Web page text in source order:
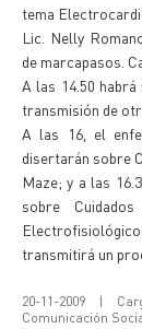
tema
Lic. Nelly
de marcapasos.
A las 14.50
transmisión de
A las 16, el
disertarán sobre
Maze; y a las
sobre
transmitirá un
20-11-2009 |
Comunicación